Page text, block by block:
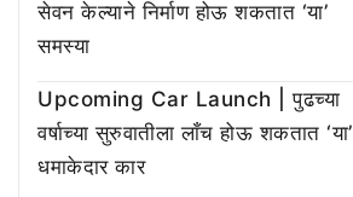
सेवन केल्याने निर्माण होऊ शकतात ‘या’
समस्या
Upcoming Car Launch | पुढच्या
वर्षाच्या सुरुवातीला लाँच होऊ शकतात ‘या’
धमाकेदार कार